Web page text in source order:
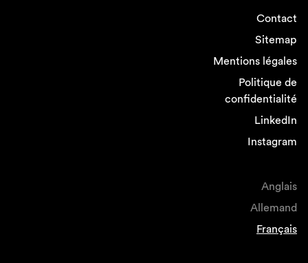
Contact
Sitemap
Mentions légales
Politique de
confidentialité
LinkedIn
Instagram
Anglais
Allemand
Français